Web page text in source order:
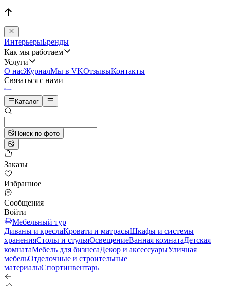
ИнтерьерыБренды
Как мы работаем
Услуги
О насЖурналМы в VKОтзывыКонтакты
Связаться с нами
Каталог
Поиск по фото
Заказы
Избранное
Сообщения
Войти
Мебельный тур
Диваны и креслаКровати и матрасыШкафы и системы
храненияСтолы и стульяОсвещениеВанная комнатаДетская
комнатаМебель для бизнесаДекор и аксессуарыУличная
мебельОтделочные и строительные
материалыСпортинвентарь